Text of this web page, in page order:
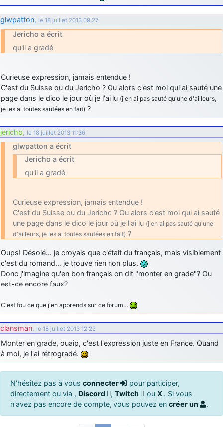
glwpatton, le 18 juillet 2013 09:27
Jericho a écrit
qu'il a gradé
Curieuse expression, jamais entendue !
C'est du Suisse ou du Jericho ? Ou alors c'est moi qui ai sauté une
page dans le dico le jour où je l'ai lu (j'en ai pas sauté qu'une d'ailleurs,
je les ai toutes sautées en fait) ?
jericho, le 18 juillet 2013 11:36
glwpatton a écrit
Jericho a écrit
qu'il a gradé
Curieuse expression, jamais entendue !
C'est du Suisse ou du Jericho ? Ou alors c'est moi qui ai sauté
une page dans le dico le jour où je l'ai lu (j'en ai pas sauté qu'une
d'ailleurs, je les ai toutes sautées en fait) ?
Oups! Désolé… je croyais que c'était du français, mais visiblement
c'est du romand… je trouve rien non plus.
Donc j'imagine qu'en bon français on dit "monter en grade"? Ou
est-ce encore faux?
C'est fou ce que j'en apprends sur ce forum…
clansman, le 18 juillet 2013 12:22
Monter en grade, ouaip, c'est l'expression juste en France. Quand
à moi, je l'ai rétrogradé.
N'hésitez pas à vous connecter
pour participer,
directement ou via , Discord , Twitch ou X . Si vous
n'avez pas encore de compte, vous pouvez en créer un .